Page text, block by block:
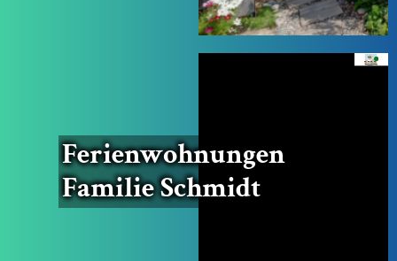
Feri­en­woh­nun­gen
Fami­lie Schmidt